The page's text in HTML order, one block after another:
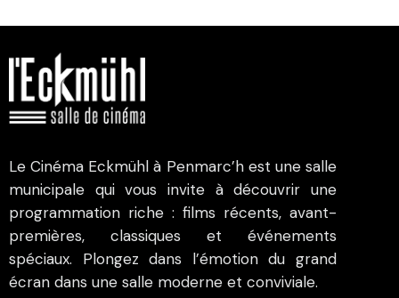
Le Cinéma Eckmühl à Penmarc’h est une salle
municipale qui vous invite à découvrir une
programmation riche : films récents, avant-
premières, classiques et événements
spéciaux. Plongez dans l’émotion du grand
écran dans une salle moderne et conviviale.